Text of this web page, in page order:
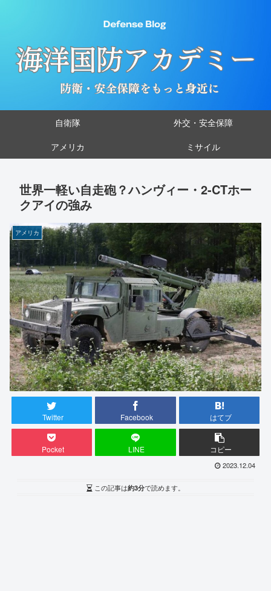
自衛隊
外交・安全保障
アメリカ
ミサイル
世界一軽い自走砲？ハンヴィー・2-CTホー
クアイの強み
アメリカ
Twitter Facebook はてブ
Pocket LINE コピー
2023.12.04
この記事は約3分で読めます。